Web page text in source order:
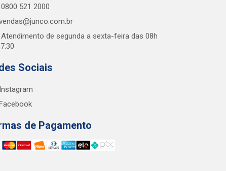
0800 521 2000
Atendimento de segunda a sexta-feira das 08h
Sociais
Instagram
de Pagamento